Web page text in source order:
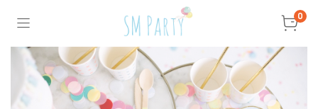
0